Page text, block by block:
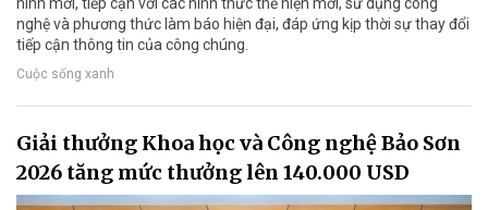
nghệ và phương thức làm báo hiện đại, đáp ứng kịp thời sự thay đổi
tiếp cận thông tin của công chúng.
Cuộc sống xanh
Giải thưởng Khoa học và Công nghệ Bảo Sơn
2026 tăng mức thưởng lên 140.000 USD